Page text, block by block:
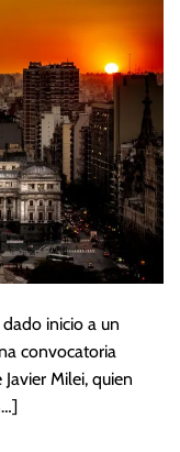
inicio a un
convocatoria
Milei, quien